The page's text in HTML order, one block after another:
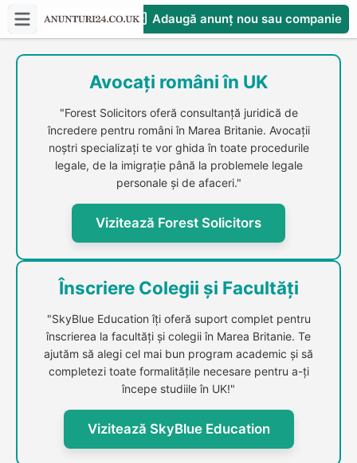
Adaugă anunț nou sau companie
CompaniesS
Avocați români în UK
"Forest Solicitors oferă consultanță juridică de
încredere pentru români în Marea Britanie. Avocații
noștri specializați te vor ghida în toate procedurile
legale, de la imigrație până la problemele legale
personale și de afaceri."
Vizitează Forest Solicitors
Înscriere Colegii și Facultăți
"SkyBlue Education îți oferă suport complet pentru
înscrierea la facultăți și colegii în Marea Britanie. Te
ajutăm să alegi cel mai bun program academic și să
completezi toate formalitățile necesare pentru a-ți
începe studiile în UK!"
Vizitează SkyBlue Education